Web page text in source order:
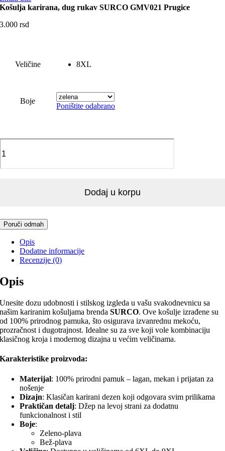
Košulja karirana, dug rukav SURCO GMV021 Prugice
3.000rsd
Veličine 8XL
Boje
Poništite odabrano
Dodaj u korpu
Poruči odmah
Opis
Dodatne informacije
Recenzije (0)
Opis
Unesite dozu udobnosti i stilskog izgleda u vašu svakodnevnicu sa
našim kariranim košuljama brendaSURCO. Ove košulje izrađene su
od 100% prirodnog pamuka, što osigurava izvanrednu mekoću,
prozračnost i dugotrajnost. Idealne su za sve koji vole kombinaciju
klasičnog kroja i modernog dizajna u većim veličinama.
Karakteristike proizvoda:
Materijal: 100% prirodni pamuk – lagan, mekan i prijatan za
nošenje
Dizajn: Klasičan karirani dezen koji odgovara svim prilikama
Praktičan detalj: Džep na levoj strani za dodatnu
funkcionalnost i stil
Boje:
Zeleno-plava
Bež-plava